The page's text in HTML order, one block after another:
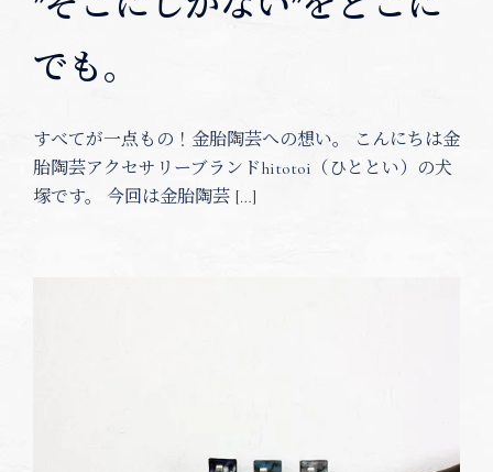
でも。
すべてが一点もの！金胎陶芸への想い。 こんにちは金
胎陶芸アクセサリーブランドhitotoi（ひととい）の犬
塚です。 今回は金胎陶芸 […]